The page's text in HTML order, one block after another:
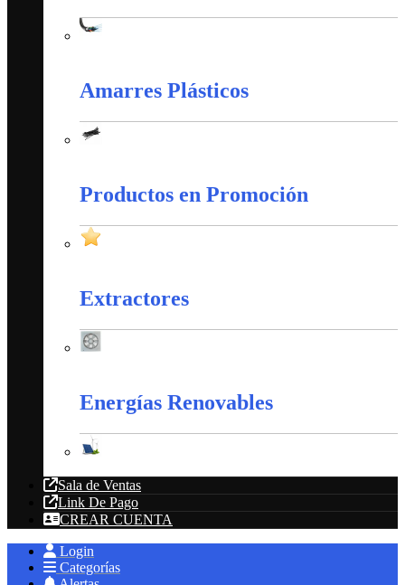
Amarres Plásticos
Productos en Promoción
Extractores
Energías Renovables
Sala de Ventas
Link De Pago
CREAR CUENTA
Login
Categorías